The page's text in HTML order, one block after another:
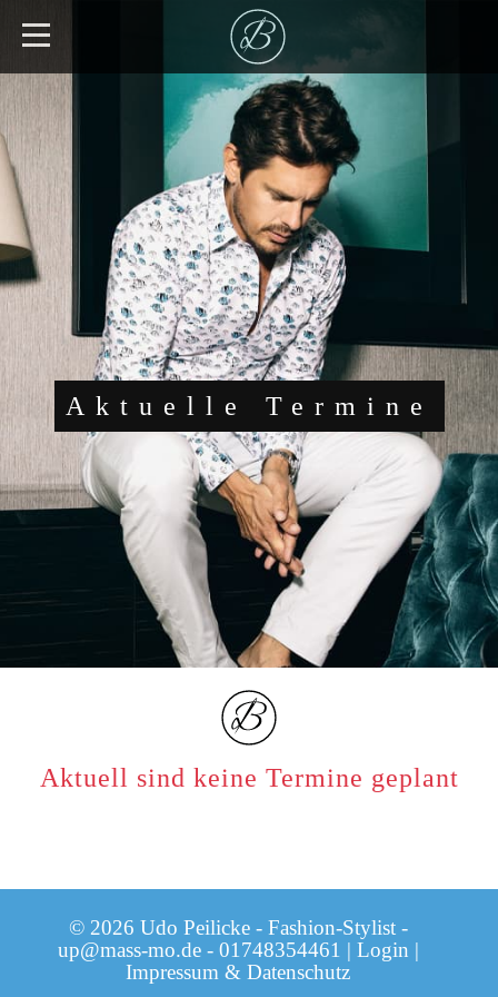
Aktuelle Termine
Aktuell sind keine Termine geplant
© 2026 Udo Peilicke - Fashion-Stylist -
up@mass-mo.de - 01748354461 | Login |
Impressum & Datenschutz